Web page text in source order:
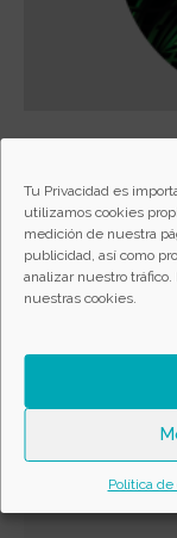
Tu Privacidad es
utilizamos cookies
medición de nuestra
publicidad, así como
analizar nuestro tráfico.
nuestras cookies.
Política